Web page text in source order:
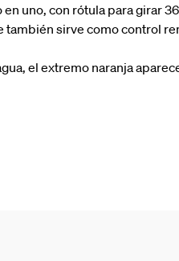
uno, con rótula para girar
sirve como control
el extremo naranja